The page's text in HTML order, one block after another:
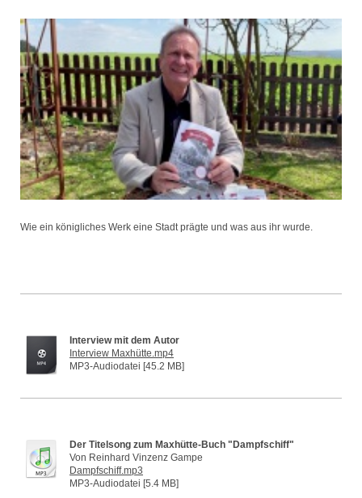
Wie ein königliches Werk eine Stadt prägte und was aus ihr wurde.
Interview mit dem Autor
Interview Maxhütte.mp4
MP3-Audiodatei [45.2 MB]
Der Titelsong zum Maxhütte-Buch "Dampfschiff"
Von Reinhard Vinzenz Gampe
Dampfschiff.mp3
MP3-Audiodatei [5.4 MB]